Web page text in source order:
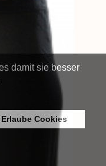
damit sie besser
Erlaube Cookies